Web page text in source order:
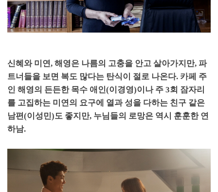
신혜와 미연, 해영은 나름의 고충을 안고 살아가지만, 파
트너들을 보면 복도 많다는 탄식이 절로 나온다. 카페 주
인 해영의 든든한 목수 애인(이경영)이나 주 3회 잠자리
를 고집하는 미연의 요구에 열과 성을 다하는 친구 같은
남편(이성민)도 좋지만, 누님들의 로망은 역시 훈훈한 연
하남.